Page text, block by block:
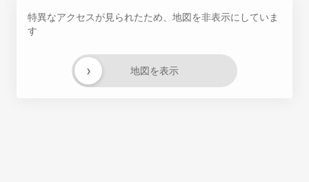
特異なアクセスが見られたため、地図を非表示にしていま
す
地図を表示
›